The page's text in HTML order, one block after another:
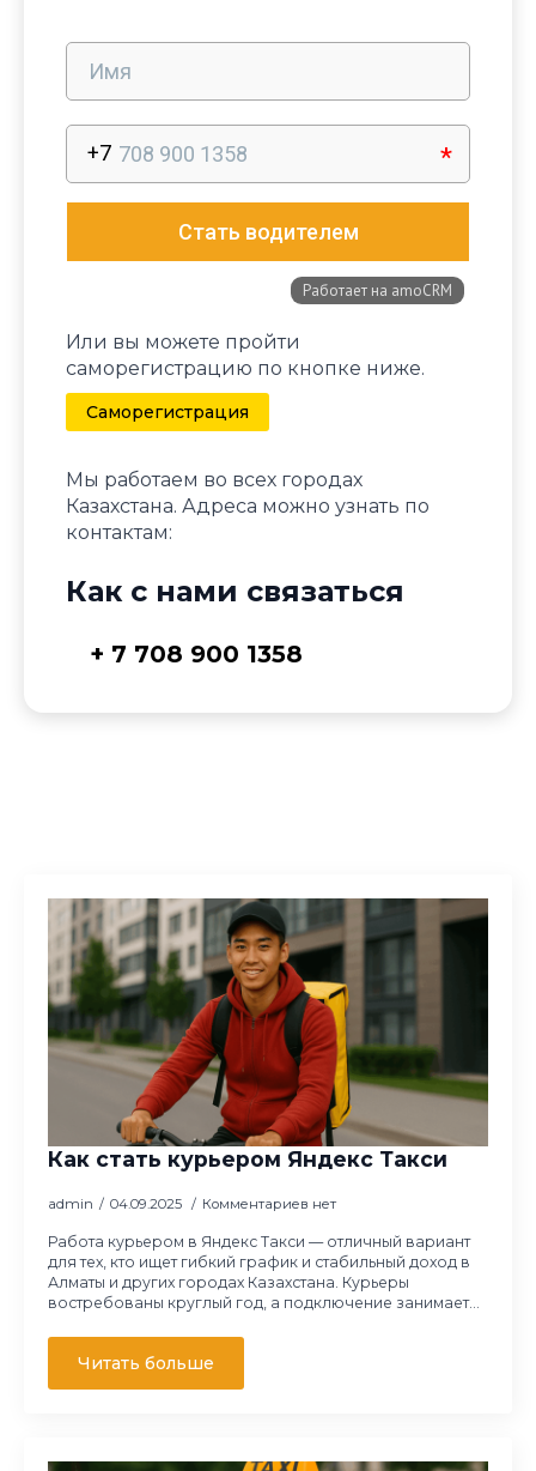
Или вы можете пройти
саморегистрацию по кнопке ниже.
Саморегистрация
Мы работаем во всех городах
Казахстана. Адреса можно узнать по
контактам:
Как с нами связаться
+ 7 708 900 1358
Как стать курьером Яндекс Такси
admin 04.09.2025 Комментариев нет
Работа курьером в Яндекс Такси — отличный вариант
для тех, кто ищет гибкий график и стабильный доход в
Алматы и других городах Казахстана. Курьеры
востребованы круглый год, а подключение занимает…
Читать больше